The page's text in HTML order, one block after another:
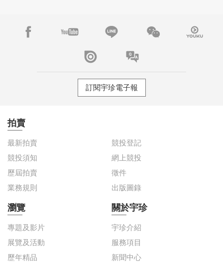
訂閱宇珍電子報
拍賣
最新拍賣
競投登記
競投須知
網上競投
歷屆拍賣
徵件
業務規則
出版圖錄
瀏覽
專題及影片
展覽及活動
歷年精品
關於宇珍
宇珍介紹
服務項目
新聞中心